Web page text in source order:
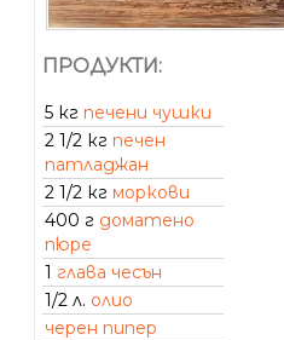
ПРОДУКТИ:
5 кг печени чушки
2 1/2 кг печен
патладжан
2 1/2 кг моркови
400 г доматено
пюре
1 глава чесън
1/2 л. олио
черен пипер